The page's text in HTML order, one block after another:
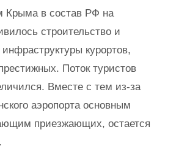
Крыма в состав РФ на
строительство и
курортов,
Поток туристов
Вместе с тем из-за
аэропорта основным
приезжающих, остается